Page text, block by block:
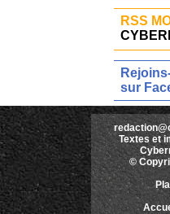
RSS
sur
Textes et
©